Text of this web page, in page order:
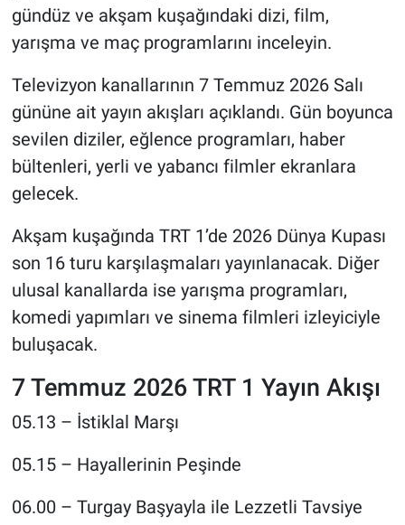
gündüz ve akşam kuşağındaki dizi, film,
yarışma ve maç programlarını inceleyin.
Televizyon kanallarının 7 Temmuz 2026 Salı
gününe ait yayın akışları açıklandı. Gün boyunca
sevilen diziler, eğlence programları, haber
bültenleri, yerli ve yabancı filmler ekranlara
gelecek.
Akşam kuşağında TRT 1’de 2026 Dünya Kupası
son 16 turu karşılaşmaları yayınlanacak. Diğer
ulusal kanallarda ise yarışma programları,
komedi yapımları ve sinema filmleri izleyiciyle
buluşacak.
7 Temmuz 2026 TRT 1 Yayın Akışı
05.13 – İstiklal Marşı
05.15 – Hayallerinin Peşinde
06.00 – Turgay Başyayla ile Lezzetli Tavsiye